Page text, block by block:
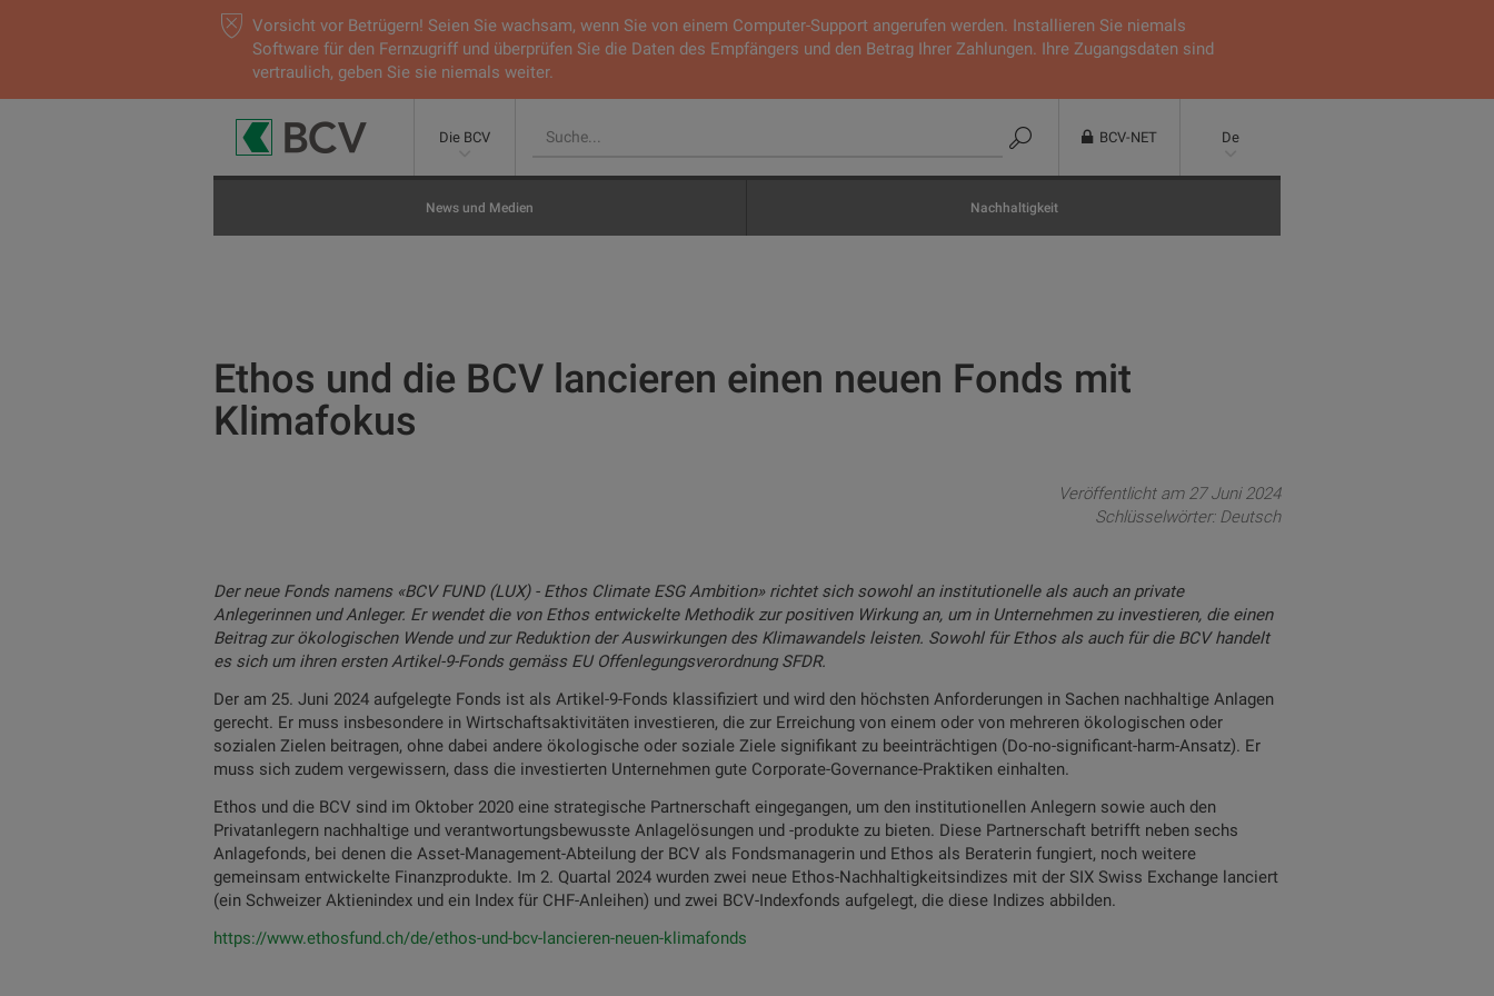
Vorsicht vor Betrügern! Seien Sie wachsam, wenn Sie von einem Computer-Support angerufen werden. Installieren Sie niemals
Software für den Fernzugriff und überprüfen Sie die Daten des Empfängers und den Betrag Ihrer Zahlungen. Ihre Zugangsdaten sind
vertraulich, geben Sie sie niemals weiter.
Die BCV BCV-NET De
News und Medien Nachhaltigkeit
Ethos und die BCV lancieren einen neuen Fonds mit
Klimafokus
Veröffentlicht am 27 Juni 2024
Schlüsselwörter: Deutsch
Der neue Fonds namens «BCV FUND (LUX) - Ethos Climate ESG Ambition» richtet sich sowohl an institutionelle als auch an private
Anlegerinnen und Anleger. Er wendet die von Ethos entwickelte Methodik zur positiven Wirkung an, um in Unternehmen zu investieren, die einen
Beitrag zur ökologischen Wende und zur Reduktion der Auswirkungen des Klimawandels leisten. Sowohl für Ethos als auch für die BCV handelt
es sich um ihren ersten Artikel-9-Fonds gemäss EU Offenlegungsverordnung SFDR.
Der am 25. Juni 2024 aufgelegte Fonds ist als Artikel-9-Fonds klassifiziert und wird den höchsten Anforderungen in Sachen nachhaltige Anlagen
gerecht. Er muss insbesondere in Wirtschaftsaktivitäten investieren, die zur Erreichung von einem oder von mehreren ökologischen oder
sozialen Zielen beitragen, ohne dabei andere ökologische oder soziale Ziele signifikant zu beeinträchtigen (Do-no-significant-harm-Ansatz). Er
muss sich zudem vergewissern, dass die investierten Unternehmen gute Corporate-Governance-Praktiken einhalten.
Ethos und die BCV sind im Oktober 2020 eine strategische Partnerschaft eingegangen, um den institutionellen Anlegern sowie auch den
Privatanlegern nachhaltige und verantwortungsbewusste Anlagelösungen und -produkte zu bieten. Diese Partnerschaft betrifft neben sechs
Anlagefonds, bei denen die Asset-Management-Abteilung der BCV als Fondsmanagerin und Ethos als Beraterin fungiert, noch weitere
gemeinsam entwickelte Finanzprodukte. Im 2. Quartal 2024 wurden zwei neue Ethos-Nachhaltigkeitsindizes mit der SIX Swiss Exchange lanciert
(ein Schweizer Aktienindex und ein Index für CHF-Anleihen) und zwei BCV-Indexfonds aufgelegt, die diese Indizes abbilden.
https://www.ethosfund.ch/de/ethos-und-bcv-lancieren-neuen-klimafonds